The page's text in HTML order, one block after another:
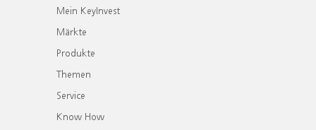
Mein KeyInvest
Märkte
Produkte
Themen
Service
Know How